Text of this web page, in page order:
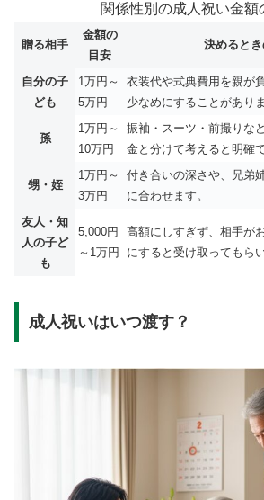
関係性別の成人祝い金額
贈る相手
金額の
目安
決めると
自分の子
ども
1万円～
5万円
衣装代や式典費用を親が
少なめにすることがありま
孫
1万円～
10万円
振袖・スーツ・前撮りな
金と分けて考えると明確で
甥・姪
1万円～
3万円
付き合いの深さや、兄弟
に合わせます。
友人・知
人の子ど
も
5,000円
～1万円
高額にしすぎず、相手が
にすると受け取ってもら
成人祝いはいつ渡す？